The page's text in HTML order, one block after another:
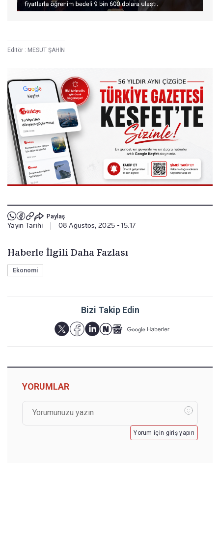
Editör : MESUT ŞAHİN
Paylaş
Yayın Tarihi 08 Ağustos, 2025 - 15:17
Haberle İlgili Daha Fazlası
Ekonomi
Bizi Takip Edin
YORUMLAR
Yorum için giriş yapın